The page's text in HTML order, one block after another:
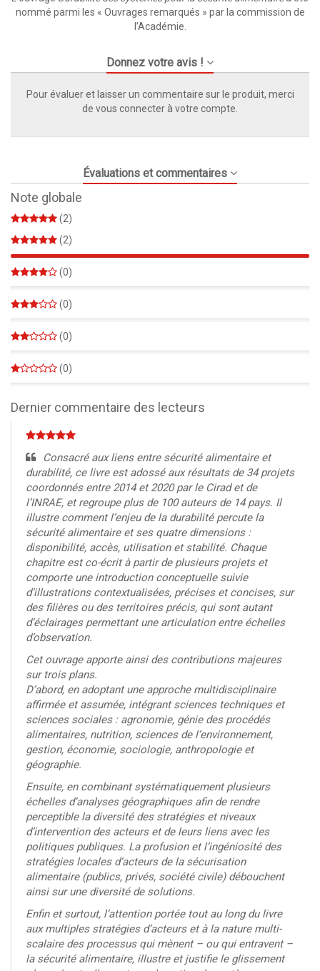
nommé parmi les « Ouvrages remarqués » par la commission de
l’Académie.
Donnez votre avis !
Pour évaluer et laisser un commentaire sur le produit, merci
de vous connecter à votre compte.
Évaluations et commentaires
Note globale
(2)
(2)
100%
(0)
(0)
(0)
(0)
Dernier commentaire des lecteurs
Consacré aux liens entre sécurité alimentaire et
durabilité, ce livre est adossé aux résultats de 34 projets
coordonnés entre 2014 et 2020 par le Cirad et de
l’INRAE, et regroupe plus de 100 auteurs de 14 pays. Il
illustre comment l’enjeu de la durabilité percute la
sécurité alimentaire et ses quatre dimensions :
disponibilité, accès, utilisation et stabilité. Chaque
chapitre est co-écrit à partir de plusieurs projets et
comporte une introduction conceptuelle suivie
d’illustrations contextualisées, précises et concises, sur
des filières ou des territoires précis, qui sont autant
d’éclairages permettant une articulation entre échelles
d’observation.
Cet ouvrage apporte ainsi des contributions majeures
sur trois plans.
D’abord, en adoptant une approche multidisciplinaire
affirmée et assumée, intégrant sciences techniques et
sciences sociales : agronomie, génie des procédés
alimentaires, nutrition, sciences de l’environnement,
gestion, économie, sociologie, anthropologie et
géographie.
Ensuite, en combinant systématiquement plusieurs
échelles d’analyses géographiques afin de rendre
perceptible la diversité des stratégies et niveaux
d’intervention des acteurs et de leurs liens avec les
politiques publiques. La profusion et l’ingéniosité des
stratégies locales d’acteurs de la sécurisation
alimentaire (publics, privés, société civile) débouchent
ainsi sur une diversité de solutions.
Enfin et surtout, l’attention portée tout au long du livre
aux multiples stratégies d’acteurs et à la nature multi-
scalaire des processus qui mènent – ou qui entravent –
la sécurité alimentaire, illustre et justifie le glissement